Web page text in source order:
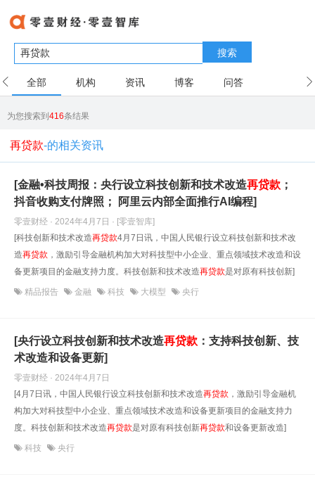
搜索
全部 机构 资讯 博客 问答
为您搜索到416条结果
再贷款-的相关资讯
[金融•科技周报：央行设立科技创新和技术改造再贷款 ；
抖音收购支付牌照； 阿里云内部全面推行AI编程]
零壹财经 · 2024年4月7日 · [零壹智库]
[科技创新和技术改造再贷款4月7日讯，中国人民银行设立科技创新和技术改
造再贷款 ，激励引导金融机构加大对科技型中小企业、重点领域技术改造和设
备更新项目的金融支持力度。科技创新和技术改造再贷款是对原有科技创新]
精品报告 金融 科技 大模型 央行
[央行设立科技创新和技术改造再贷款 ：支持科技创新、技
术改造和设备更新]
零壹财经 · 2024年4月7日
[4月7日讯，中国人民银行设立科技创新和技术改造再贷款 ，激励引导金融机
构加大对科技型中小企业、重点领域技术改造和设备更新项目的金融支持力
度。科技创新和技术改造再贷款是对原有科技创新再贷款和设备更新改造]
科技 央行